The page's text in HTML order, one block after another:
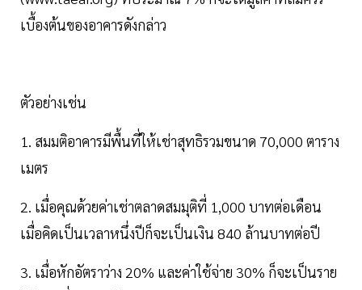
เบื้องต้นของอาคารดังกล่าว
ตัวอย่างเช่น
1. สมมติอาคารมีพื้นที่ให้เช่าสุทธิรวมขนาด 70,000 ตาราง
เมตร
2. เมื่อคุณด้วยค่าเช่าตลาดสมมุติที่ 1,000 บาทต่อเดือน
เมื่อคิดเป็นเวลาหนึ่งปีก็จะเป็นเงิน 840 ล้านบาทต่อปี
3. เมื่อหักอัตราว่าง 20% และค่าใช้จ่าย 30% ก็จะเป็นราย